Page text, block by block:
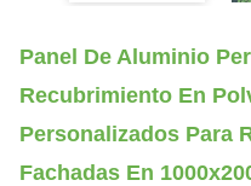
Panel De Aluminio
Recubrimiento En
Personalizados Para
Fachadas En